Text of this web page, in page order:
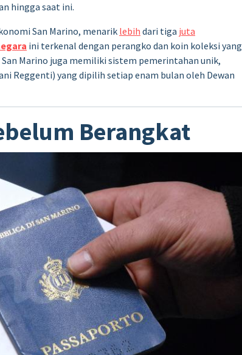
hingga saat ini.
San Marino, menarik lebih dari tiga juta
ini terkenal dengan perangko dan koin koleksi yang
Marino juga memiliki sistem pemerintahan unik,
Reggenti) yang dipilih setiap enam bulan oleh Dewan
Berangkat